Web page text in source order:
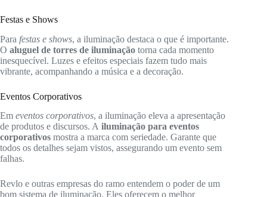
Festas e Shows
Para festas e shows, a iluminação destaca o que é importante.
O aluguel de torres de iluminação torna cada momento
inesquecível. Luzes e efeitos especiais fazem tudo mais
vibrante, acompanhando a música e a decoração.
Eventos Corporativos
Em eventos corporativos, a iluminação eleva a apresentação
de produtos e discursos. A iluminação para eventos
corporativos mostra a marca com seriedade. Garante que
todos os detalhes sejam vistos, assegurando um evento sem
falhas.
Revlo e outras empresas do ramo entendem o poder de um
bom sistema de iluminação. Eles oferecem o melhor